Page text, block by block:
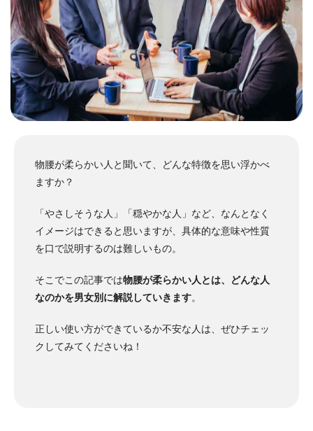
物腰が柔らかい人と聞いて、どんな特徴を思い浮かべ
ますか？
「やさしそうな人」「穏やかな人」など、なんとなく
イメージはできると思いますが、具体的な意味や性質
を口で説明するのは難しいもの。
そこでこの記事では物腰が柔らかい人とは、どんな人
なのかを男女別に解説していきます。
正しい使い方ができているか不安な人は、ぜひチェッ
クしてみてくださいね！